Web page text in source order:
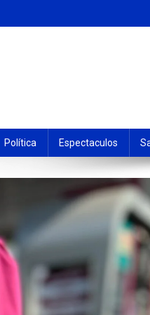
Política Espectaculos